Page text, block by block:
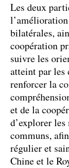
Les deux
bilatérales,
coopération
suivre les
atteint par les
renforcer la
et de la
d’explorer
communs,
régulier et
Chine et le